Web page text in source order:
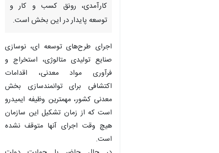
کارآمدی، رونق کسب و کار و
توسعه پایدار در این بخش است.
اجرای طرح‌های توسعه ای، نوسازی
صنایع تولیدی متالوژی، استخراج و
فرآوری مواد معدنی، اقدامات
اکتشافی برای توانمندسازی بخش
معدنی کشور، مهمترین وظیفه ایمیدرو
است که از زمان تشکیل این سازمان
هیچ وقت اجرای آنها متوقف نشده
است.